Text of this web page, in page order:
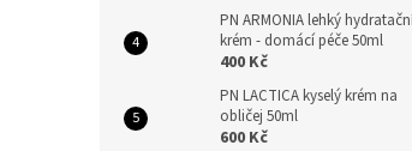
PN ARMONIA lehký
krém - domácí péče 50ml
400 Kč
PN LACTICA kyselý krém na
obličej 50ml
600 Kč